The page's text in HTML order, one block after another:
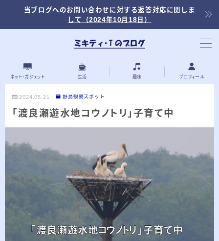
当ブログへのお問い合わせに対する返答対応に関しま
して（2024年10月18日）
「浅羽ビオトープ」で野鳥観察 ～2026年
2026.03.30
「秋ヶ瀬公園」春の野鳥観察 ～2026年3
月～
「見沼自然公園」で野鳥観察 ～2026年3
月～
ネット・ガジェット 生活 趣味 プロフィール
2024.05.21 野鳥観察スポット
「渡良瀬遊水地コウノトリ」子育て中